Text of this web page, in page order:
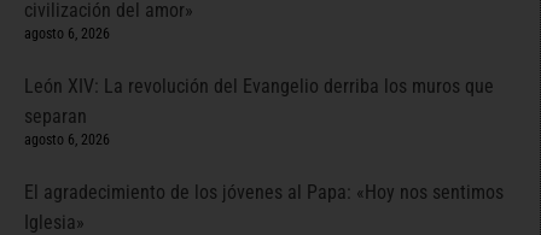
civilización del amor»
agosto 6, 2026
León XIV: La revolución del Evangelio derriba los muros que
separan
agosto 6, 2026
El agradecimiento de los jóvenes al Papa: «Hoy nos sentimos
Iglesia»